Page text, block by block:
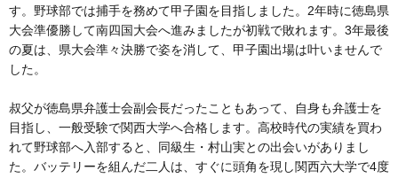
す。野球部では捕手を務めて甲子園を目指しました。2年時に徳島県
大会準優勝して南四国大会へ進みましたが初戦で敗れます。3年最後
の夏は、県大会準々決勝で姿を消して、甲子園出場は叶いませんで
した。
叔父が徳島県弁護士会副会長だったこともあって、自身も弁護士を
目指し、一般受験で関西大学へ合格します。高校時代の実績を買わ
れて野球部へ入部すると、同級生・村山実との出会いがありまし
た。バッテリーを組んだ二人は、すぐに頭角を現し関西六大学で4度